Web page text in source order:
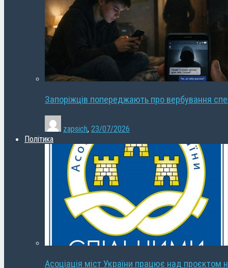
Запоріжців попереджають про вербування
zapsich, 23/07/2026
Політика
Асоціація міст України працює над проєктом